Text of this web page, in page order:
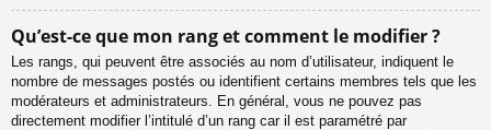
Qu’est-ce que mon rang et comment le modifier ?
Les rangs, qui peuvent être associés au nom d’utilisateur, indiquent le
nombre de messages postés ou identifient certains membres tels que les
modérateurs et administrateurs. En général, vous ne pouvez pas
directement modifier l’intitulé d’un rang car il est paramétré par